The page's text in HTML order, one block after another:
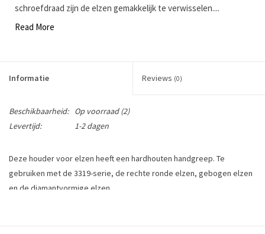
schroefdraad zijn de elzen gemakkelijk te verwisselen....
Read More
Informatie Reviews (0)
Beschikbaarheid: Op voorraad(2)
Levertijd:
1-2 dagen
Deze houder voor elzen heeft een hardhouten handgreep. Te
gebruiken met de 3319-serie, de rechte ronde elzen, gebogen elzen
en de diamantvormige elzen.